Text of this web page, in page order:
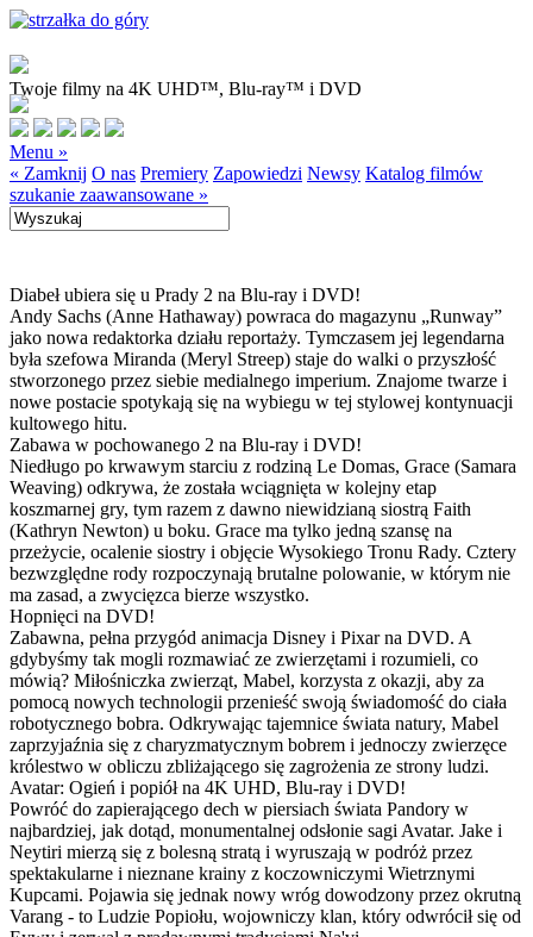
Twoje filmy na 4K UHD™, Blu-ray™ i DVD
Menu »
« Zamknij O nas Premiery Zapowiedzi Newsy Katalog filmów
szukanie zaawansowane »
Diabeł ubiera się u Prady 2 na Blu-ray i DVD!
Andy Sachs (Anne Hathaway) powraca do magazynu „Runway”
jako nowa redaktorka działu reportaży. Tymczasem jej legendarna
była szefowa Miranda (Meryl Streep) staje do walki o przyszłość
stworzonego przez siebie medialnego imperium. Znajome twarze i
nowe postacie spotykają się na wybiegu w tej stylowej kontynuacji
kultowego hitu.
Zabawa w pochowanego 2 na Blu-ray i DVD!
Niedługo po krwawym starciu z rodziną Le Domas, Grace (Samara
Weaving) odkrywa, że została wciągnięta w kolejny etap
koszmarnej gry, tym razem z dawno niewidzianą siostrą Faith
(Kathryn Newton) u boku. Grace ma tylko jedną szansę na
przeżycie, ocalenie siostry i objęcie Wysokiego Tronu Rady. Cztery
bezwzględne rody rozpoczynają brutalne polowanie, w którym nie
ma zasad, a zwycięzca bierze wszystko.
Hopnięci na DVD!
Zabawna, pełna przygód animacja Disney i Pixar na DVD. A
gdybyśmy tak mogli rozmawiać ze zwierzętami i rozumieli, co
mówią? Miłośniczka zwierząt, Mabel, korzysta z okazji, aby za
pomocą nowych technologii przenieść swoją świadomość do ciała
robotycznego bobra. Odkrywając tajemnice świata natury, Mabel
zaprzyjaźnia się z charyzmatycznym bobrem i jednoczy zwierzęce
królestwo w obliczu zbliżającego się zagrożenia ze strony ludzi.
Avatar: Ogień i popiół na 4K UHD, Blu-ray i DVD!
Powróć do zapierającego dech w piersiach świata Pandory w
najbardziej, jak dotąd, monumentalnej odsłonie sagi Avatar. Jake i
Neytiri mierzą się z bolesną stratą i wyruszają w podróż przez
spektakularne i nieznane krainy z koczowniczymi Wietrznymi
Kupcami. Pojawia się jednak nowy wróg dowodzony przez okrutną
Varang - to Ludzie Popiołu, wojowniczy klan, który odwrócił się od